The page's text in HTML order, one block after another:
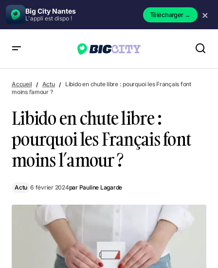
Big City Nantes
L'appli est dispo ! Télécharger→ ×
l’amour ?
Accueil Actu
Libido en chute libre : pourquoi les Français font
moins l’amour ?
Libido en chute libre :
pourquoi les Français font
moins l’amour ?
Actu 6 février 2024par Pauline Lagarde